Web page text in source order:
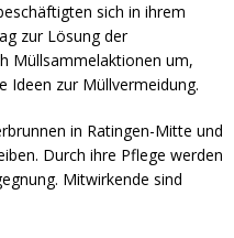
sich in ihrem
zur Lösung der
Müllsammelaktionen um,
Ideen zur Müllvermeidung.
in Ratingen-Mitte und
Durch ihre Pflege werden
Mitwirkende sind